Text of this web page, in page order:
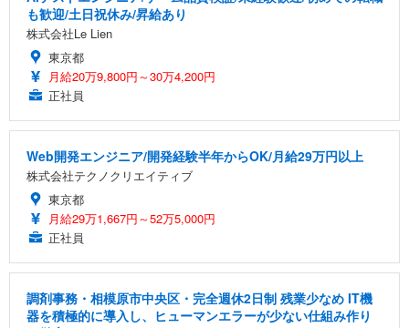
も歓迎/土日祝休み/昇給あり
株式会社Le Lien
東京都
月給20万9,800円～30万4,200円
正社員
Web開発エンジニア/開発経験半年からOK/月給29万円以上
株式会社テクノクリエイティブ
東京都
月給29万1,667円～52万5,000円
正社員
調剤事務・相模原市中央区・完全週休2日制 残業少なめ IT機
器を積極的に導入し、ヒューマンエラーが少ない仕組み作り